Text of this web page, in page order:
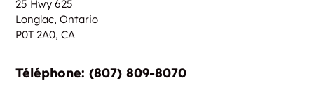
25 Hwy 625
Longlac, Ontario
P0T 2A0,CA
Téléphone: (807) 809-8070